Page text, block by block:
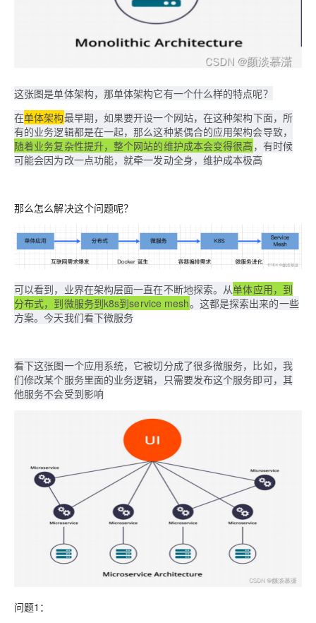
这张图是单体架构，那单体架构它有一个什么样的特点呢？
在单体架构最早期，如果要开设一个网站，在这种架构下面，所
有的业务逻辑都是在一起，那么这种紧偶合的应用架构会导致，
随着业务复杂性提升，整个网站的维护成本会变得很高 ，有时候
可能会因为改一点功能，就牵一发动全身，维护成本极高
那么怎么解决这个问题呢？
可以看到，业界在架构层面一直在不断地探索。从单体应用，到
分布式，到微服务到k8s到service mesh。这都是探索出来的一些
方案。今天我们看下微服务
看下这张图一个应用系统，它被切分成了很多微服务，比如，我
们修改某个服务里面的业务逻辑，只需要发布这个服务即可，其
他服务不会受到影响
问题1：